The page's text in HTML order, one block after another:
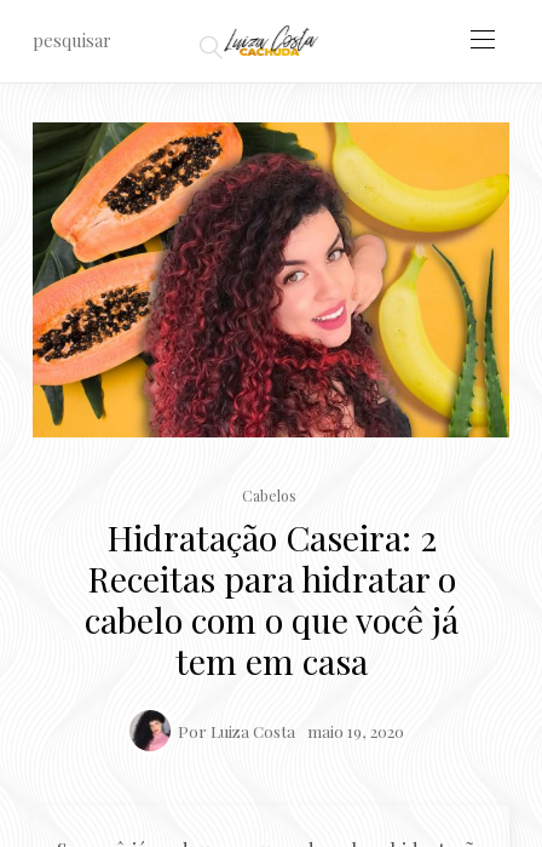
Cabelos
Hidratação Caseira: 2
Receitas para hidratar o
cabelo com o que você já
tem em casa
Por Luiza Costa maio 19, 2020